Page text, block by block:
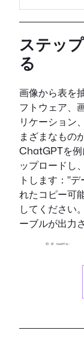
ステッ
る
画像から表を
フトウェア、
リケーション
まざまなもの
ChatGPTを
ップロードし
トします："
れたコピー可
してください
ーブルが出力